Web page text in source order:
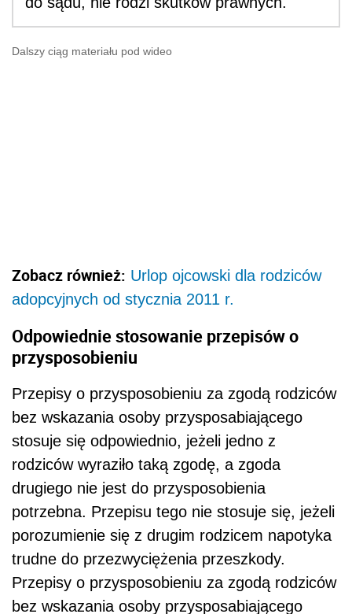
Dalszy ciąg materiału pod wideo
Zobacz również: Urlop ojcowski dla rodziców
adopcyjnych od stycznia 2011 r.
Odpowiednie stosowanie przepisów o
przysposobieniu
Przepisy o przysposobieniu za zgodą rodziców
bez wskazania osoby przysposabiającego
stosuje się odpowiednio, jeżeli jedno z
rodziców wyraziło taką zgodę, a zgoda
drugiego nie jest do przysposobienia
potrzebna. Przepisu tego nie stosuje się, jeżeli
porozumienie się z drugim rodzicem napotyka
trudne do przezwyciężenia przeszkody.
Przepisy o przysposobieniu za zgodą rodziców
bez wskazania osoby przysposabiającego